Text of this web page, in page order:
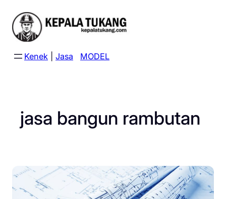
content
Kenek Jasa MODEL
jasa bangun rambutan